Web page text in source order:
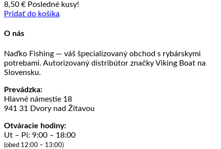
8,50 € Posledné kusy!
Pridať do košíka
O nás
Naďko Fishing — váš špecializovaný obchod s rybárskymi
potrebami. Autorizovaný distribútor značky Viking Boat na
Slovensku.
Prevádzka:
Hlavné námestie 18
941 31 Dvory nad Žitavou
Otváracie hodiny:
Ut – Pi: 9:00 – 18:00
(obed 12:00 – 13:00)